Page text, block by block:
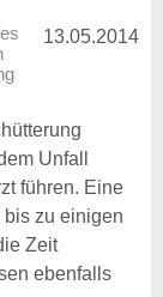
13.05.2014
Unfall
führen. Eine
zu einigen
Zeit
ebenfalls